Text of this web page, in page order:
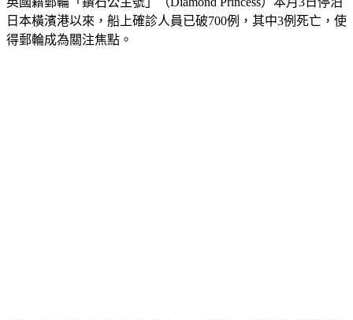
日本橫濱港以來，船上確診人員已破700例，其中3例死亡，使
得郵輪成為關注焦點。